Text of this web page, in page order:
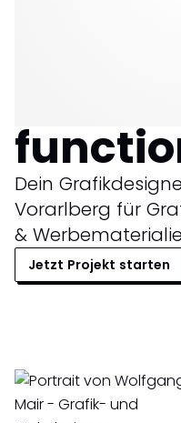
Dein
Vorarlberg für
&
Jetzt Projekt starten